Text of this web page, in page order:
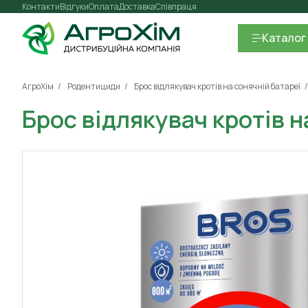
Контакти Оплата
Відгуки ДоставкаСпівпраця
Каталог
АгроХім Родентициди Брос відлякувач кротів на сонячній батареї
Брос відлякувач кротів